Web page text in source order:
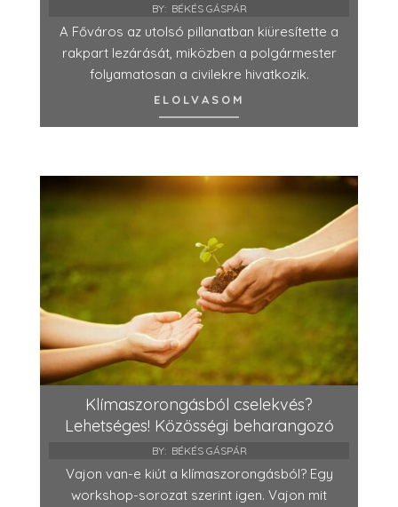
BY: BÉKÉS GÁSPÁR
A Főváros az utolsó pillanatban kiüresítette a
rakpart lezárását, miközben a polgármester
folyamatosan a civilekre hivatkozik.
ELOLVASOM
Klímaszorongásból cselekvés?
Lehetséges! Közösségi beharangozó
BY: BÉKÉS GÁSPÁR
Vajon van-e kiút a klímaszorongásból? Egy
workshop-sorozat szerint igen. Vajon mit